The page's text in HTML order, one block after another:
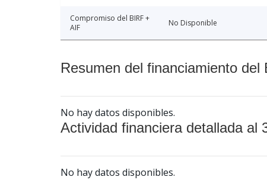
Compromiso del BIRF +
AIF
No Disponible
Resumen del financiamiento
No hay datos disponibles.
Actividad financiera detallada al
No hay datos disponibles.